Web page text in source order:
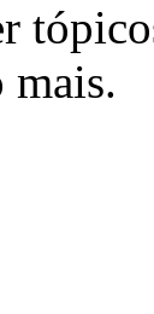
mais.